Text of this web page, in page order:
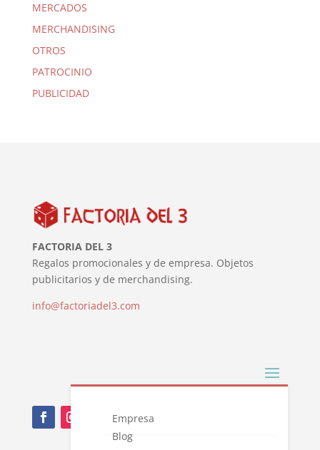
MERCADOS
MERCHANDISING
OTROS
PATROCINIO
PUBLICIDAD
FACTORIA DEL 3
Regalos promocionales y de empresa. Objetos
publicitarios y de merchandising.
info@factoriadel3.com
Empresa
Blog